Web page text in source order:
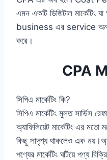
এমন একটি ডিজিটাল
business এর service
করে।
CPA
সিপিএ মার্কেটিং কি?
সিপিএ মার্কেটিং মুলত সার্ভিস
অ্যাফিলিয়েট মার্কেটিং এর
কিছু সাদৃশ্য থাকলেও এক
পণ্যের মার্কেটিং ঘটিয়ে পণ্য